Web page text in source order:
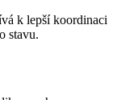
k lepší koordinaci
stavu.